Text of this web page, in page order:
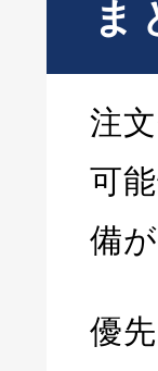
ま
注
可
備
優